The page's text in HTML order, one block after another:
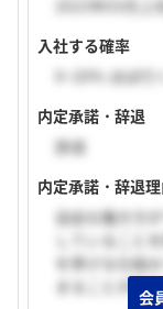
2023年03月上
入社する確率
0~20% ほぼ行
内定承諾・辞退
辞退
内定承諾・辞退
自由な働き方
していること
を挙げる仕組
まることが面
会